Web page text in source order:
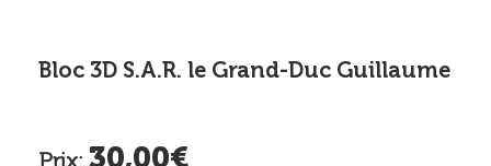
Bloc 3D S.A.R. le Grand-Duc Guillaume
Prix: 30,00€